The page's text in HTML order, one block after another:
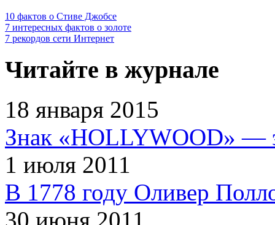
10 фактов о Стиве Джобсе
7 интересных фактов о золоте
7 рекордов сети Интернет
Читайте в журнале
18 января 2015
Знак «HOLLYWOOD» —
1 июля 2011
В 1778 году Оливер